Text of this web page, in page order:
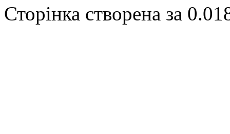
Сторінка створена за